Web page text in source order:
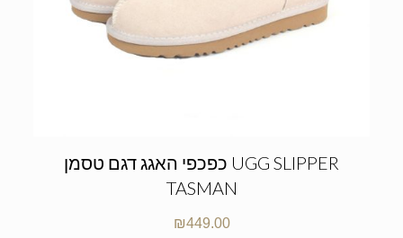
כפכפי האגג דגם טסמן UGG SLIPPER
TASMAN
₪449.00